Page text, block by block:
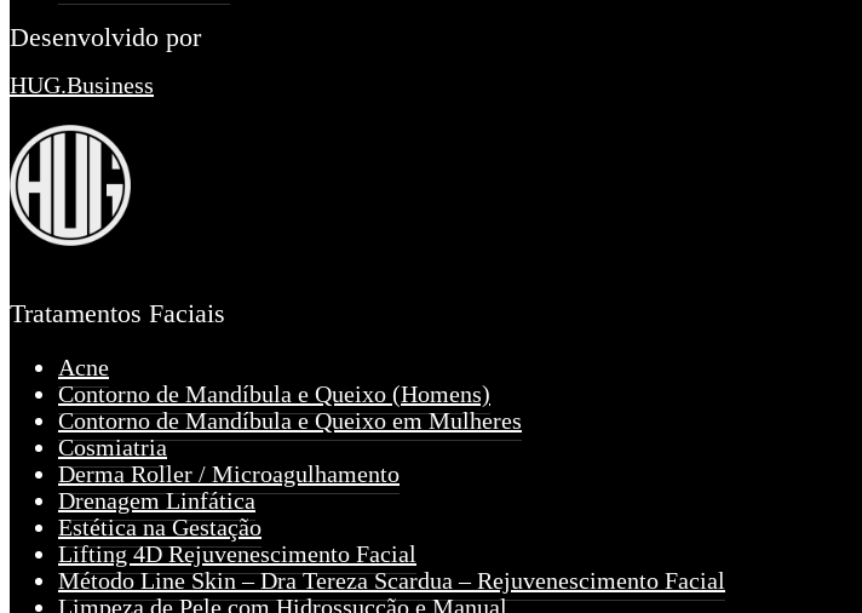
Desenvolvido por
HUG.Business
Tratamentos Faciais
Acne
Contorno de Mandíbula e Queixo (Homens)
Contorno de Mandíbula e Queixo em Mulheres
Cosmiatria
Derma Roller / Microagulhamento
Drenagem Linfática
Estética na Gestação
Lifting 4D Rejuvenescimento Facial
Método Line Skin – Dra Tereza Scardua – Rejuvenescimento Facial
Limpeza de Pele com Hidrossucção e Manual